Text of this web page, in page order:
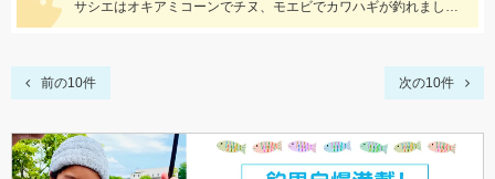
サシエはオキアミコーンでチヌ、モエビでカワハギが釣れました！
前の10件 次の10件